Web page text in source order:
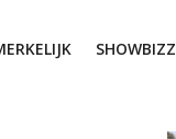
SHOWBIZZ